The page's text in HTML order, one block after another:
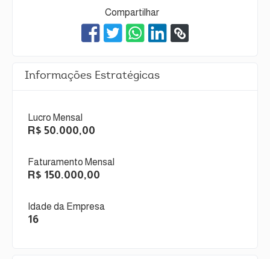
Compartilhar
Informações Estratégicas
Lucro Mensal
R$ 50.000,00
Faturamento Mensal
R$ 150.000,00
Idade da Empresa
16